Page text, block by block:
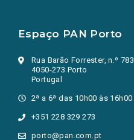
Espaço PAN Porto
Rua Barão Forrester, n.º 783
4050-273 Porto
Portugal
2ª a 6ª das 10h00 às 16h00
+351 228 329 273
porto@pan.com.pt